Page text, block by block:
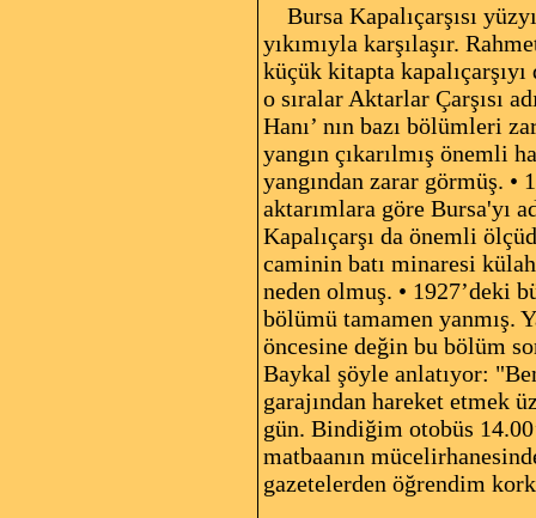
Bursa Kapalıçarşısı
yıkımıyla karşılaşır.
küçük kitapta
o sıralar Aktarlar Çarşısı
Hanı’ nın bazı bölümleri
yangın çıkarılmış önemli
yangından zarar görmüş. •
aktarımlara göre Bursa'yı
Kapalıçarşı da önemli
caminin batı minaresi
neden olmuş. • 1927’deki
bölümü tamamen yanmış.
öncesine değin bu bölüm
Baykal şöyle anlatıyor:
garajından hareket etmek
gün. Bindiğim otobüs
matbaanın
gazetelerden öğrendim